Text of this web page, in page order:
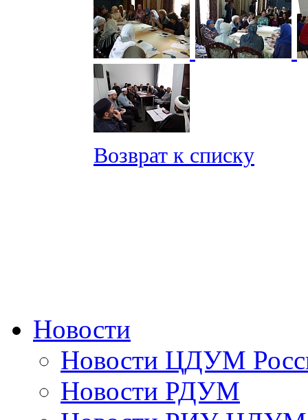
Возврат к списку
Новости
Новости ЦДУМ
Новости РДУМ